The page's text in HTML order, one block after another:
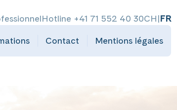
Hotline +41 71 552 40 30CH|FR
Contact Mentions légales